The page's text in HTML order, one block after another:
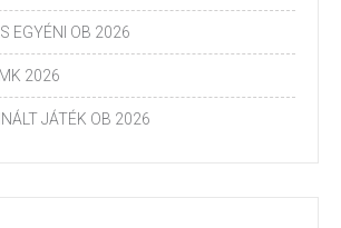
EGYÉNI OB 2026
2026
JÁTÉK OB 2026